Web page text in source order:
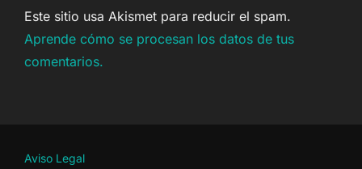
Este sitio usa Akismet para reducir el spam.
Aprende cómo se procesan los datos de tus
comentarios.
Aviso Legal